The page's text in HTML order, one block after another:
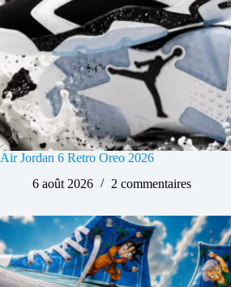
Air Jordan 6 Retro Oreo 2026
6 août 2026
2 commentaires